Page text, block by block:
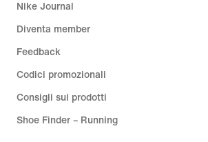
Nike Journal
Diventa member
Feedback
Codici promozionali
Consigli sui prodotti
Shoe Finder – Running